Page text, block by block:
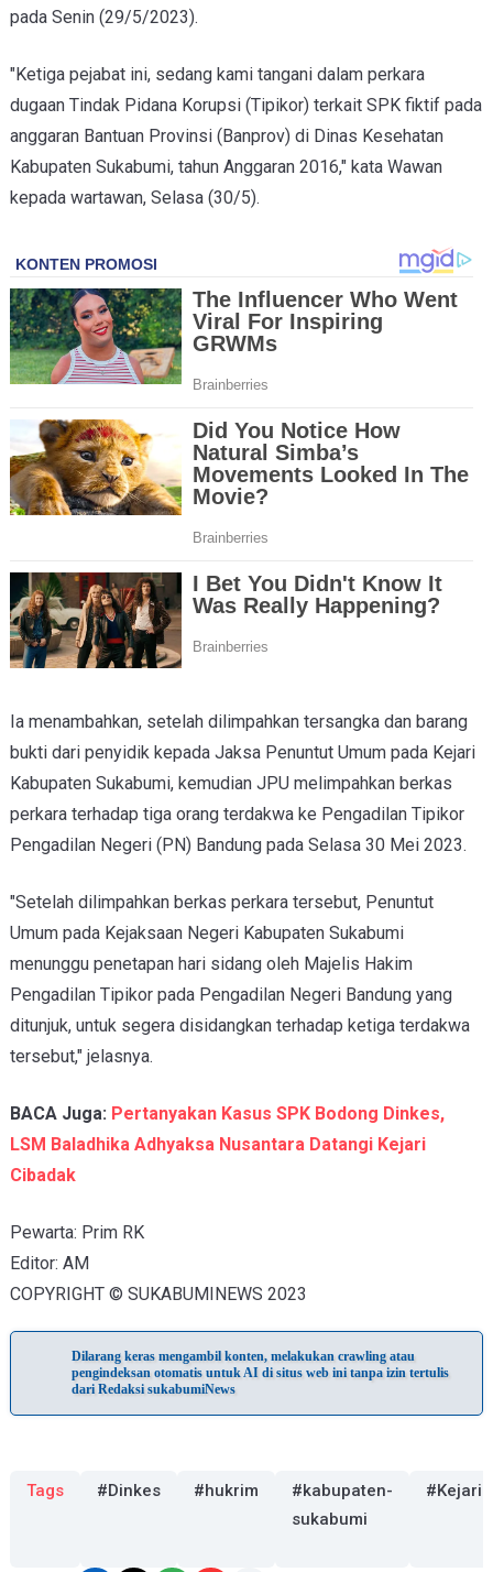
pada Senin (29/5/2023).
"Ketiga pejabat ini, sedang kami tangani dalam perkara
dugaan Tindak Pidana Korupsi (Tipikor) terkait SPK fiktif pada
anggaran Bantuan Provinsi (Banprov) di Dinas Kesehatan
Kabupaten Sukabumi, tahun Anggaran 2016," kata Wawan
kepada wartawan, Selasa (30/5).
Ia menambahkan, setelah dilimpahkan tersangka dan barang
bukti dari penyidik kepada Jaksa Penuntut Umum pada Kejari
Kabupaten Sukabumi, kemudian JPU melimpahkan berkas
perkara terhadap tiga orang terdakwa ke Pengadilan Tipikor
Pengadilan Negeri (PN) Bandung pada Selasa 30 Mei 2023.
"Setelah dilimpahkan berkas perkara tersebut, Penuntut
Umum pada Kejaksaan Negeri Kabupaten Sukabumi
menunggu penetapan hari sidang oleh Majelis Hakim
Pengadilan Tipikor pada Pengadilan Negeri Bandung yang
ditunjuk, untuk segera disidangkan terhadap ketiga terdakwa
tersebut," jelasnya.
BACA Juga: Pertanyakan Kasus SPK Bodong Dinkes,
LSM Baladhika Adhyaksa Nusantara Datangi Kejari
Cibadak
Pewarta: Prim RK
Editor: AM
COPYRIGHT © SUKABUMINEWS 2023
Dilarang keras mengambil konten, melakukan crawling atau
pengindeksan otomatis untuk AI di situs web ini tanpa izin tertulis
dari Redaksi sukabumiNews
Tags #Dinkes #hukrim
#kabupaten-
sukabumi
#Kejari